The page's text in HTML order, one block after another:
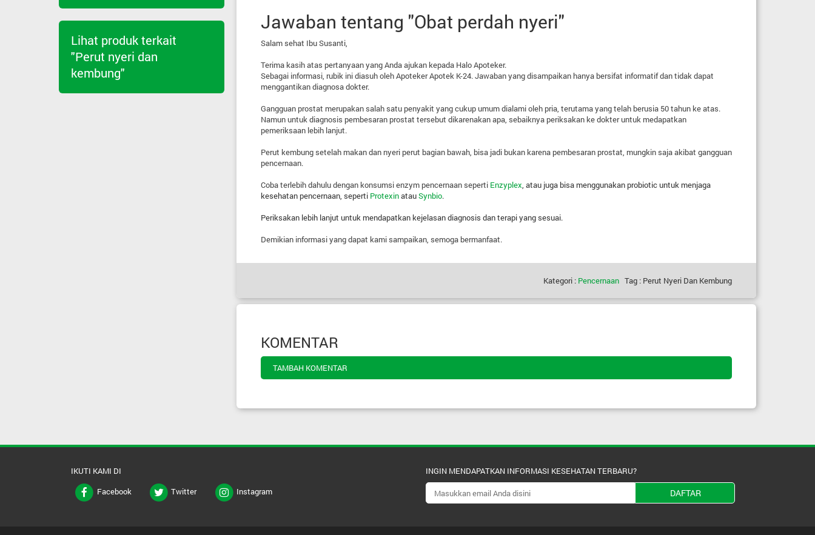
Jawaban tentang "Obat perdah nyeri"
Salam sehat Ibu Susanti,
Terima kasih atas pertanyaan yang Anda ajukan kepada Halo Apoteker.
Sebagai informasi, rubik ini diasuh oleh Apoteker Apotek K-24. Jawaban yang disampaikan hanya bersifat informatif dan tidak dapat
menggantikan diagnosa dokter.
Gangguan prostat merupakan salah satu penyakit yang cukup umum dialami oleh pria, terutama yang telah berusia 50 tahun ke atas.
Namun untuk diagnosis pembesaran prostat tersebut dikarenakan apa, sebaiknya periksakan ke dokter untuk medapatkan
pemeriksaan lebih lanjut.
Perut kembung setelah makan dan nyeri perut bagian bawah, bisa jadi bukan karena pembesaran prostat, mungkin saja akibat gangguan
pencernaan.
Coba terlebih dahulu dengan konsumsi enzym pencernaan seperti Enzyplex, atau juga bisa menggunakan probiotic untuk menjaga
kesehatan pencernaan, seperti ProtexinatauSynbio.
Periksakan lebih lanjut untuk mendapatkan kejelasan diagnosis dan terapi yang sesuai.
Demikian informasi yang dapat kami sampaikan, semoga bermanfaat.
Kategori : Pencernaan Tag : Perut Nyeri Dan Kembung
KOMENTAR
TAMBAH KOMENTAR
Lihat produk terkait
"Perut nyeri dan
kembung"
IKUTI KAMI DI
Facebook
Twitter Instagram
INGIN MENDAPATKAN INFORMASI KESEHATAN TERBARU?
DAFTAR